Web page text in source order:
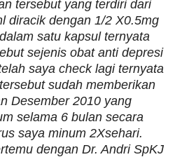
tersebut yang terdiri dari
diracik dengan 1/2 X0.5mg
satu kapsul ternyata
sejenis obat anti depresi
saya check lagi ternyata
sudah memberikan
Desember 2010 yang
selama 6 bulan secara
saya minum 2Xsehari.
dengan Dr. Andri SpKJ